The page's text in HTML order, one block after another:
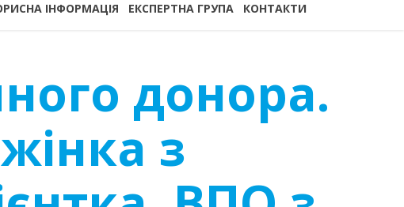
ІНФОРМАЦІЯ ЕКСПЕРТНА ГРУПА КОНТАКТИ
донора.
з